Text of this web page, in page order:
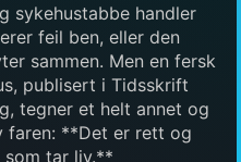
sykehustabbe handler
feil ben, eller den
sammen. Men en fersk
publisert i Tidsskrift
tegner et helt annet og
faren: **Det er rett og
som tar liv.**